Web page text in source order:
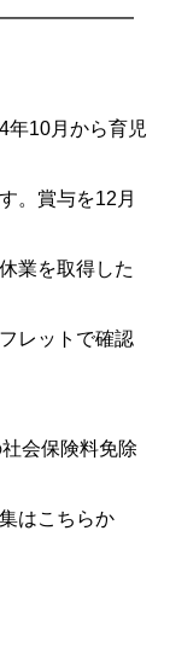
10月から育児
。賞与を12月
業を取得した
レットで確認
会保険料免除
はこちらか